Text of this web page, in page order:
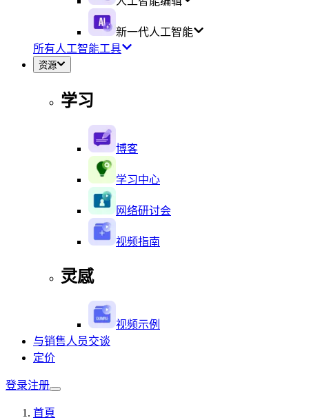
新一代人工智能
所有人工智能工具
资源
学习
博客
学习中心
网络研讨会
视频指南
灵感
视频示例
与销售人员交谈
定价
登录注册
首頁